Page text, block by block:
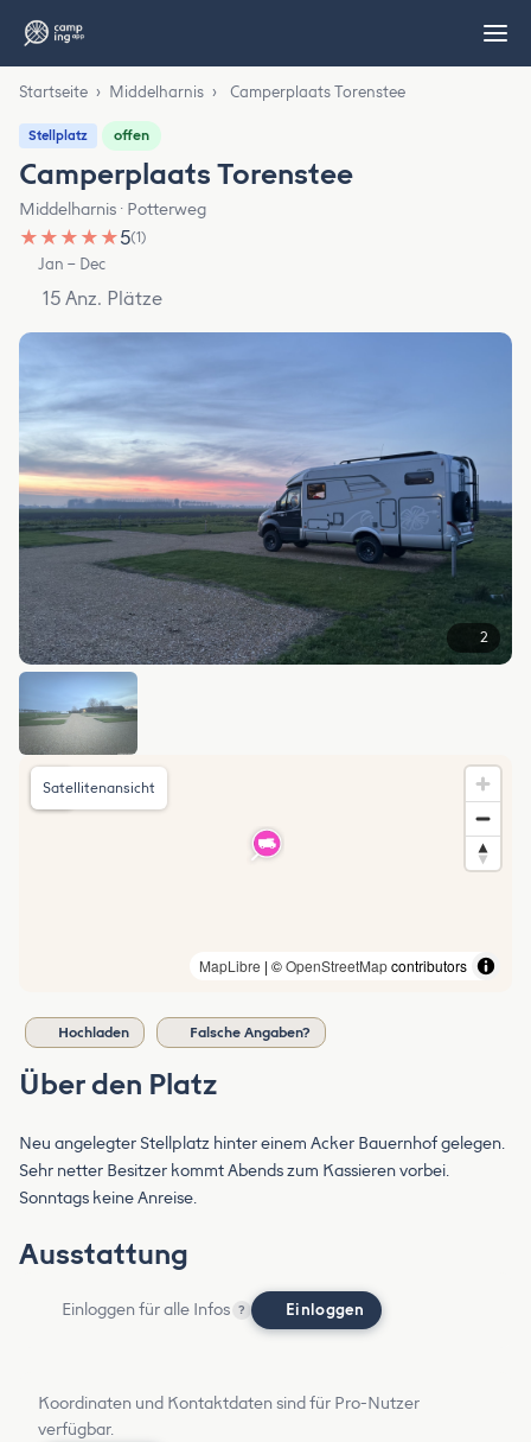
Startseite › Middelharnis › Camperplaats Torenstee
Stellplatz offen
Camperplaats Torenstee
Middelharnis · Potterweg
★ ★ ★ ★ ★5(1)
Jan – Dec
15 Anz. Plätze
2
MapLibre | ©OpenStreetMapcontributors
Satellitenansicht
Hochladen Falsche Angaben?
Über den Platz
Neu angelegter Stellplatz hinter einem Acker Bauernhof gelegen.
Sehr netter Besitzer kommt Abends zum Kassieren vorbei.
Sonntags keine Anreise.
Ausstattung
Einloggen für alle Infos ? Einloggen
Koordinaten und Kontaktdaten sind für Pro-Nutzer
verfügbar.